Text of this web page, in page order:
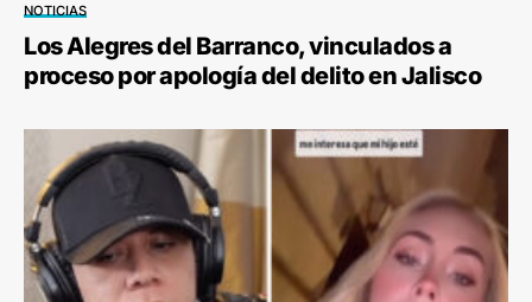
NOTICIAS
Los Alegres del Barranco, vinculados a
proceso por apología del delito en Jalisco